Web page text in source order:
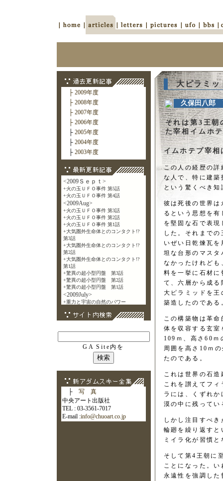
├ 2009年度
├ 2008年度
├ 2007年度
├ 2006年度
├ 2005年度
├ 2004年度
├ 2003年度
GA Site内を
├ 写 真
中央アート出版社
TEL : 03-3561-7017
E-mail :info@chuoart.co.jp
大ピラミッ
久保田八郎
それは第3王朝
た宰相イムホ
イムホテプ宰
この人の経歴の
な人で、特に建
という驚くべき
彼は死後の世界は
るという思想を有
を堅固な石で表現
した。それまでの
いぜい日乾煉瓦を
坦な台形のマスタ
なかったけれども
料を一挙に石材に
て、六層から成る
大ピラミッドを王
築造したのである
この構築物は革
体を収容する玄
109ｍ、高さ60ｍ
周囲を高さ10ｍ
たのである。
これは世界の石
これを讃えてフ
ラには、くずれ
漠の中に残って
しかし注目すべ
輪廻を繰り返す
ミイラ化が習慣
そして第4王朝に
ことになった。
永遠性を強調し